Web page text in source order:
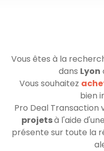
Vous êtes à la
dans Lyon
Vous souhaitez
bien
Pro Deal Transaction
projetsà l'aide
présente sur toute la